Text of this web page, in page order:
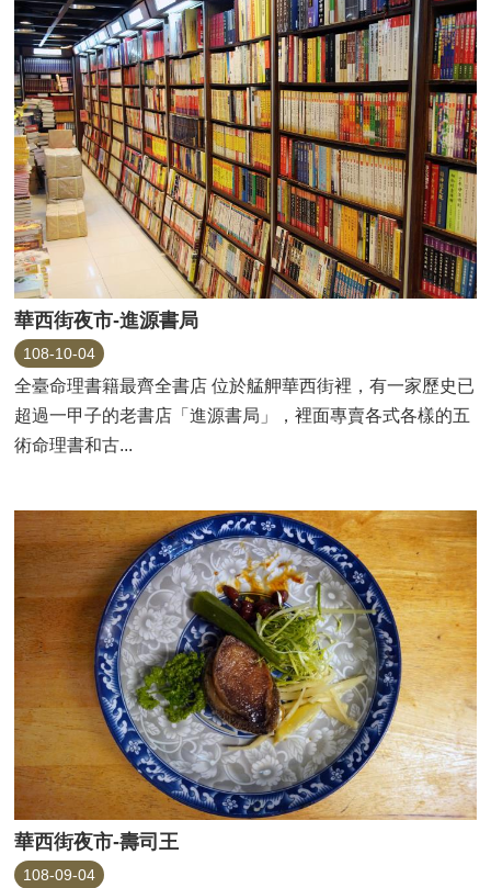
華西街夜市-進源書局
108-10-04
全臺命理書籍最齊全書店 位於艋舺華西街裡，有一家歷史已
超過一甲子的老書店「進源書局」，裡面專賣各式各樣的五
術命理書和古...
華西街夜市-壽司王
108-09-04